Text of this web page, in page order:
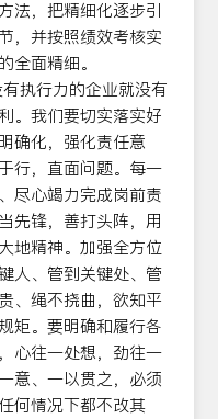
法，把精细化逐步引
，并按照绩效考核实
全面精细。
执行力的企业就没有
。我们要切实落实好
确化，强化责任意
行，直面问题。每一
尽心竭力完成岗前责
先锋，善打头阵，用
地精神。加强全方位
人、管到关键处、管
、绳不挠曲，欲知平
矩。要明确和履行各
心往一处想，劲往一
意、一以贯之，必须
何情况下都不改其